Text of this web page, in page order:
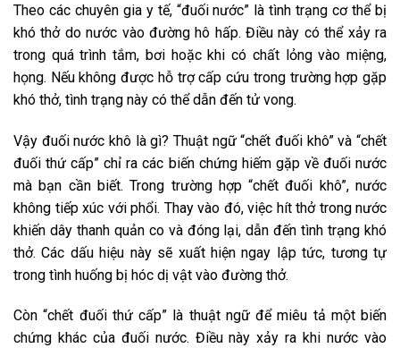
Theo các chuyên gia y tế, “đuối nước” là tình trạng cơ thể bị
khó thở do nước vào đường hô hấp. Điều này có thể xảy ra
trong quá trình tắm, bơi hoặc khi có chất lỏng vào miệng,
họng. Nếu không được hỗ trợ cấp cứu trong trường hợp gặp
khó thở, tình trạng này có thể dẫn đến tử vong.
Vậy đuối nước khô là gì? Thuật ngữ “chết đuối khô” và “chết
đuối thứ cấp” chỉ ra các biến chứng hiếm gặp về đuối nước
mà bạn cần biết. Trong trường hợp “chết đuối khô”, nước
không tiếp xúc với phổi. Thay vào đó, việc hít thở trong nước
khiến dây thanh quản co và đóng lại, dẫn đến tình trạng khó
thở. Các dấu hiệu này sẽ xuất hiện ngay lập tức, tương tự
trong tình huống bị hóc dị vật vào đường thở.
Còn “chết đuối thứ cấp” là thuật ngữ để miêu tả một biến
chứng khác của đuối nước. Điều này xảy ra khi nước vào